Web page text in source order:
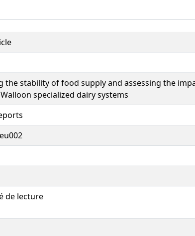
the stability of food supply and assessing the
specialized dairy systems
de lecture